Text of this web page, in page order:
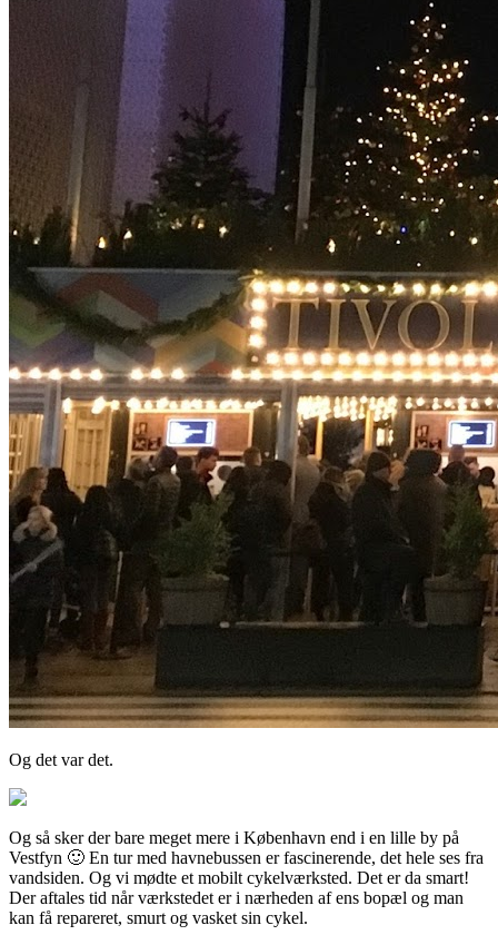
Og det var det.
Og så sker der bare meget mere i København end i en lille by på
Vestfyn 🙂 En tur med havnebussen er fascinerende, det hele ses fra
vandsiden. Og vi mødte et mobilt cykelværksted. Det er da smart!
Der aftales tid når værkstedet er i nærheden af ens bopæl og man
kan få repareret, smurt og vasket sin cykel.